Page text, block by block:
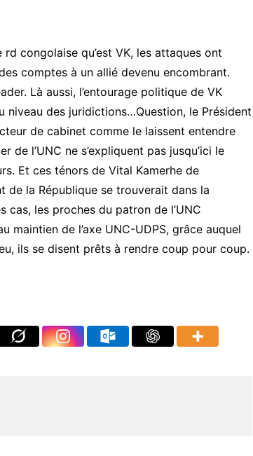
congolaise qu’est VK, les attaques ont
comptes à un allié devenu encombrant.
Là aussi, l’entourage politique de VK
niveau des juridictions…Question, le Président
de cabinet comme le laissent entendre
l’UNC ne s’expliquent pas jusqu’ici le
Et ces ténors de Vital Kamerhe de
de la République se trouverait dans la
les proches du patron de l’UNC
maintien de l’axe UNC-UDPS, grâce auquel
ils se disent prêts à rendre coup pour coup.